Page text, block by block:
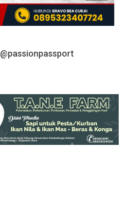
@passionpassport